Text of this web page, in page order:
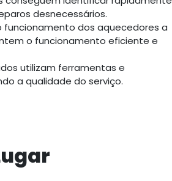
desnecessários.
dos aquecedores a
o funcionamento eficiente e
utilizam ferramentas e
a qualidade do serviço.